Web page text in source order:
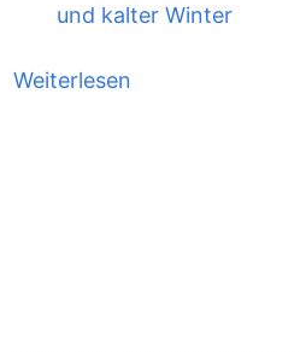
und kalter Winter
Weiterlesen